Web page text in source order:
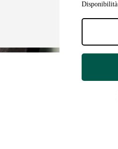
Disponibilità